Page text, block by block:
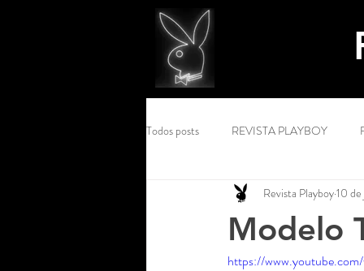
Todos posts REVISTA PLAYBOY
Modelo
Revista Playboy10
https://